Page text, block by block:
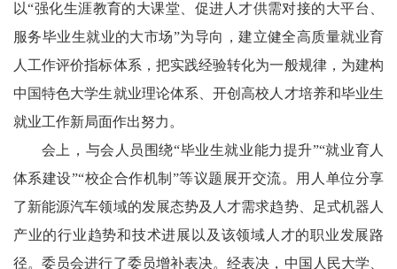
以“强化生涯教育的大课堂、促进人才供需对接的大平台、
服务毕业生就业的大市场”为导向，建立健全高质量就业育
人工作评价指标体系，把实践经验转化为一般规律，为建构
中国特色大学生就业理论体系、开创高校人才培养和毕业生
就业工作新局面作出努力。
会上，与会人员围绕“毕业生就业能力提升”“就业育人
体系建设”“校企合作机制”等议题展开交流。用人单位分享
了新能源汽车领域的发展态势及人才需求趋势、足式机器人
产业的行业趋势和技术进展以及该领域人才的职业发展路
径。委员会进行了委员增补表决。经表决，中国人民大学、